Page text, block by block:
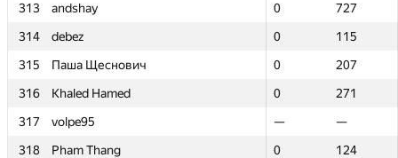
313
andshay 0
727
314
debez 0
115
315
Паша Щеснович 0
207
316
Khaled Hamed 0
271
317
volpe95 —
—
318
Pham Thang 0
124
313
andshay 0
727
314
debez 0
115
315
Паша Щеснович 0
207
316
Khaled Hamed 0
271
317
volpe95 —
—
318
Pham Thang 0
124